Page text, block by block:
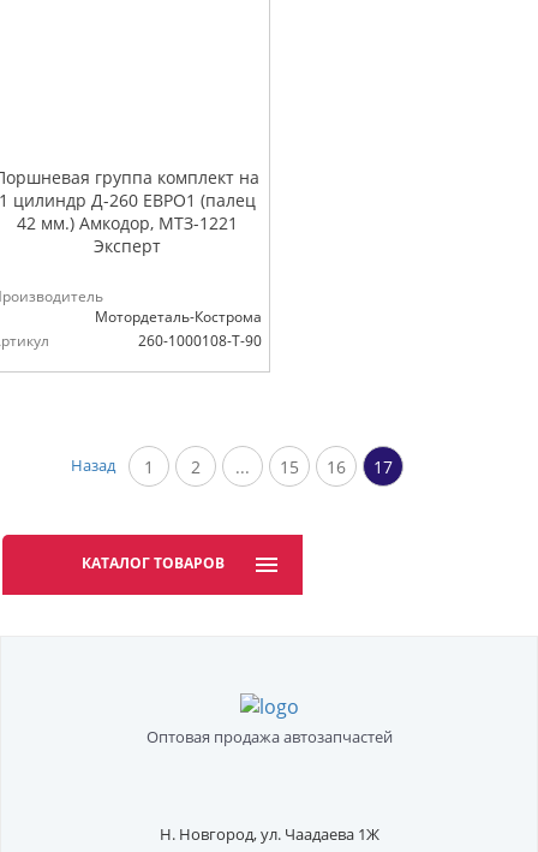
группа комплект на
цилиндр Д-260 ЕВРО1 (палец
42 мм.) Амкодор, МТЗ-1221
Эксперт
Мотордеталь-Кострома
260-1000108-Т-90
Назад 1 2 ... 15 16 17
КАТАЛОГ ТОВАРОВ
Оптовая продажа автозапчастей
Н. Новгород,ул. Чаадаева 1Ж